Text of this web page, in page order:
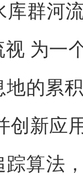
库群河
为一
地的累
创新应
踪算法